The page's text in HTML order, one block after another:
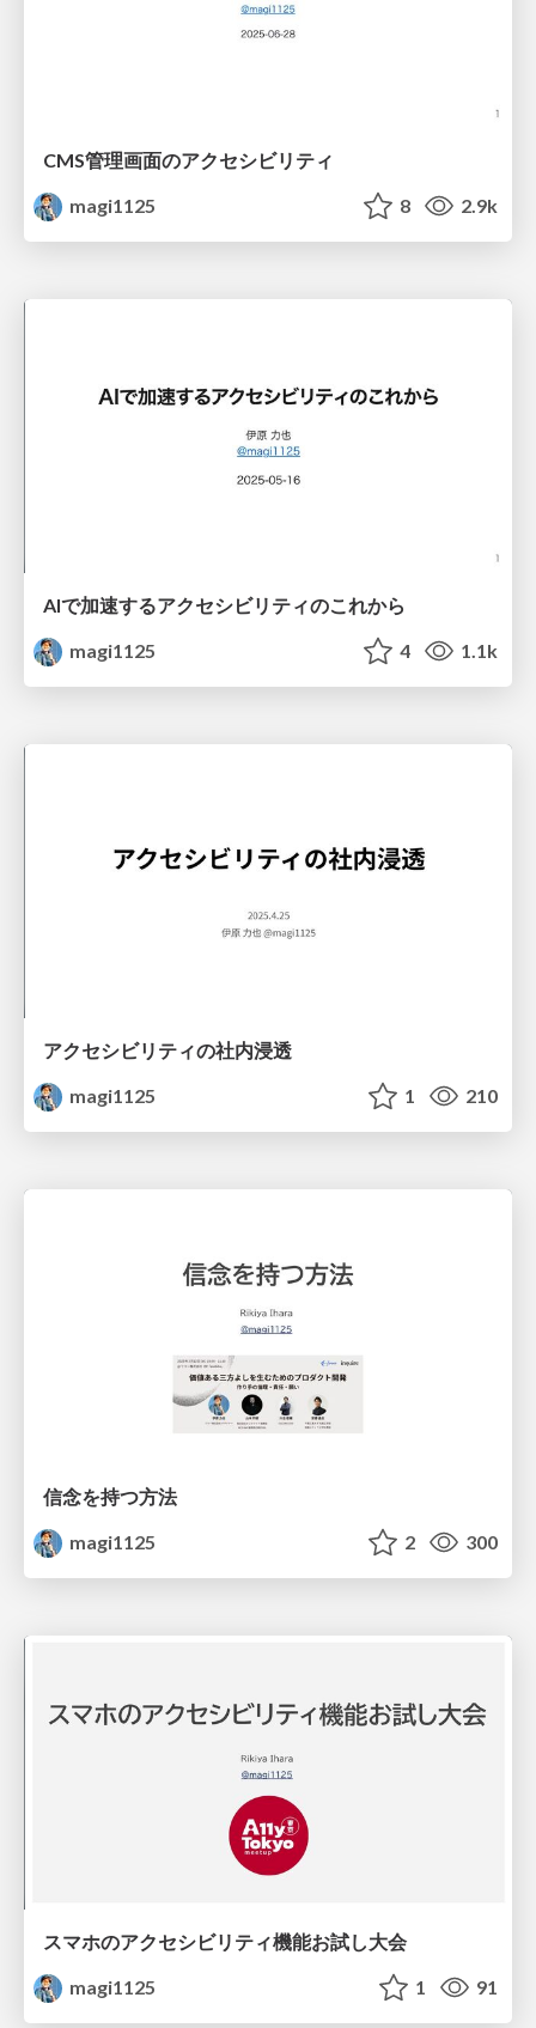
CMS管理画面のアクセシビリティ
magi1125
8 2.9k
AIで加速するアクセシビリティのこれから
magi1125
4 1.1k
アクセシビリティの社内浸透
magi1125
1 210
信念を持つ方法
magi1125
2 300
スマホのアクセシビリティ機能お試し大会
magi1125
1 91